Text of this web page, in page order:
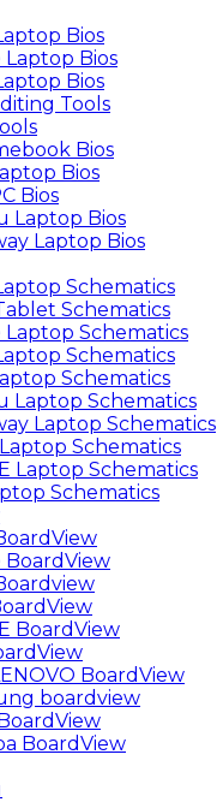
Bios
Bios
Bios
Tools
Bios
Bios
Bios
Laptop Bios
Laptop Bios
Schematics
Schematics
Schematics
Schematics
Schematics
Laptop Schematics
Laptop Schematics
Schematics
Laptop Schematics
Schematics
BoardView
BoardView
BoardView
boardview
BoardView